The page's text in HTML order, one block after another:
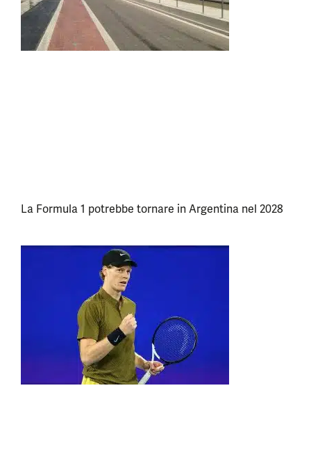
La Formula 1 potrebbe tornare in Argentina nel 2028